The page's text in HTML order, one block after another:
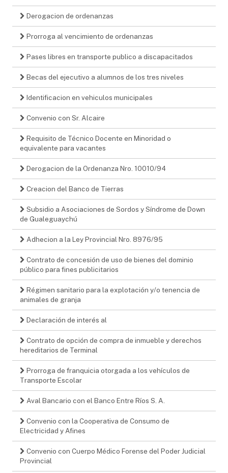
Derogacion de ordenanzas
Prorroga al vencimiento de ordenanzas
Pases libres en transporte publico a discapacitados
Becas del ejecutivo a alumnos de los tres niveles
Identificacion en vehiculos municipales
Convenio con Sr. Alcaire
Requisito de Técnico Docente en Minoridad o
equivalente para vacantes
Derogacion de la Ordenanza Nro. 10010/94
Creacion del Banco de Tierras
Subsidio a Asociaciones de Sordos y Síndrome de Down
de Gualeguaychú
Adhecion a la Ley Provincial Nro. 8976/95
Contrato de concesión de uso de bienes del dominio
público para fines publicitarios
Régimen sanitario para la explotación y/o tenencia de
animales de granja
Declaración de interés al
Contrato de opción de compra de inmueble y derechos
hereditarios de Terminal
Prorroga de franquicia otorgada a los vehículos de
Transporte Escolar
Aval Bancario con el Banco Entre Ríos S. A.
Convenio con la Cooperativa de Consumo de
Electricidad y Afines
Convenio con Cuerpo Médico Forense del Poder Judicial
Provincial